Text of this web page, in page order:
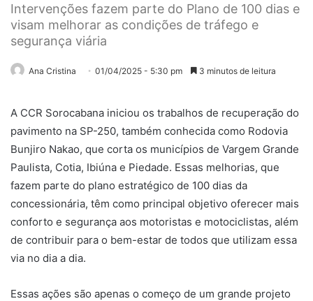
Intervenções fazem parte do Plano de 100 dias e
visam melhorar as condições de tráfego e
segurança viária
Ana Cristina 01/04/2025 - 5:30 pm 3 minutos de leitura
A CCR Sorocabana iniciou os trabalhos de recuperação do
pavimento na SP-250, também conhecida como Rodovia
Bunjiro Nakao, que corta os municípios de Vargem Grande
Paulista, Cotia, Ibiúna e Piedade. Essas melhorias, que
fazem parte do plano estratégico de 100 dias da
concessionária, têm como principal objetivo oferecer mais
conforto e segurança aos motoristas e motociclistas, além
de contribuir para o bem-estar de todos que utilizam essa
via no dia a dia.
Essas ações são apenas o começo de um grande projeto